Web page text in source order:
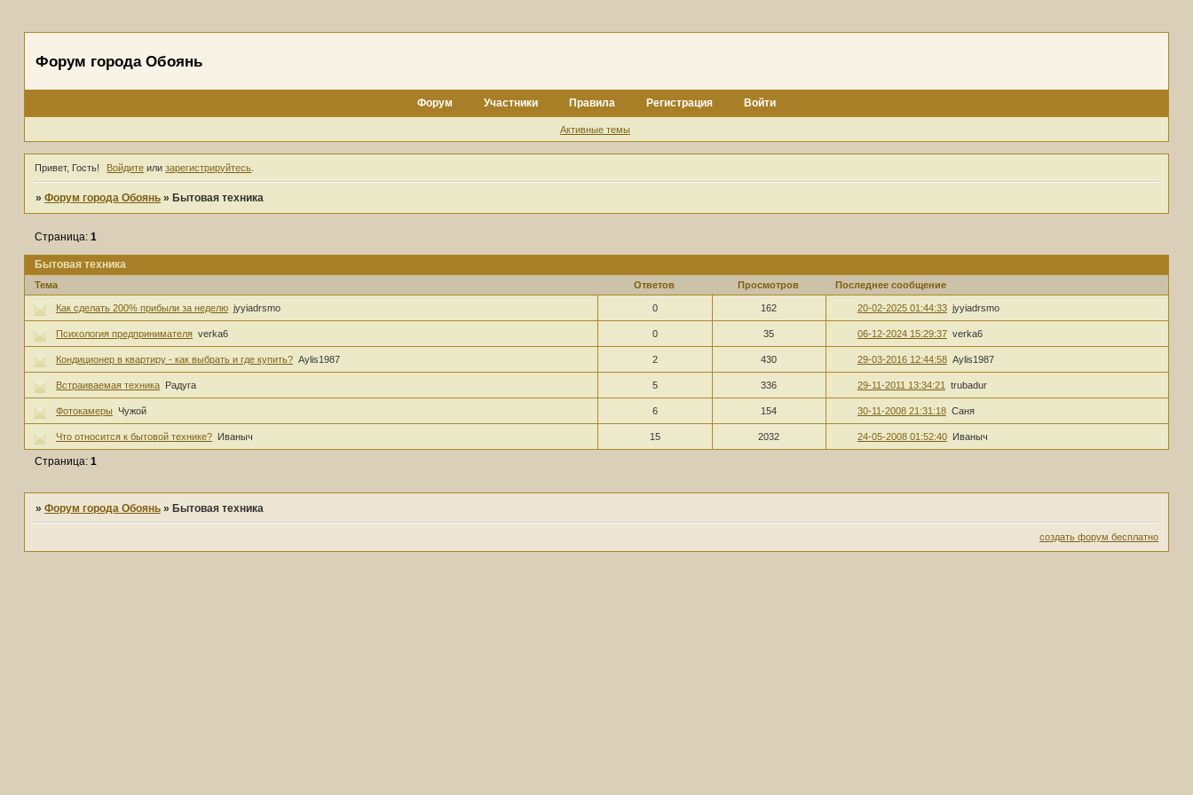
Форум города Обоянь
Форум Участники Правила Регистрация Войти
Активные темы
Привет, Гость! Войдите илизарегистрируйтесь
» Форум города Обоянь » Бытовая техника
Бытовая техника
Страница: 1
Тема Ответов Просмотров Последнее сообщение
Как сделать 200% прибыли за неделю jyyiadrsmo 0 162 20-02-2025 01:44:33 jyyiadrsmo
Психология предпринимателя verka6 0 35 06-12-2024 15:29:37 verka6
Кондиционер в квартиру - как выбрать и где купить? Aylis1987 2 430 29-03-2016 12:44:58 Aylis1987
Встраиваемая техника Радуга 5 336 29-11-2011 13:34:21 trubadur
Фотокамеры Чужой 6 154 30-11-2008 21:31:18 Саня
Что относится к бытовой технике? Иваныч 15 2032 24-05-2008 01:52:40 Иваныч
Страница: 1
» Форум города Обоянь » Бытовая техника
создать форум бесплатно